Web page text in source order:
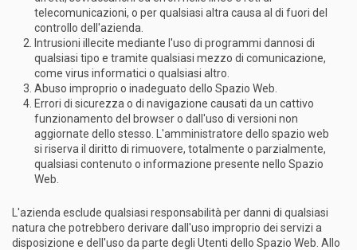
telecomunicazioni, o per qualsiasi altra causa al di fuori del
controllo dell'azienda.
Intrusioni illecite mediante l'uso di programmi dannosi di
qualsiasi tipo e tramite qualsiasi mezzo di comunicazione,
come virus informatici o qualsiasi altro.
Abuso improprio o inadeguato dello Spazio Web.
Errori di sicurezza o di navigazione causati da un cattivo
funzionamento del browser o dall'uso di versioni non
aggiornate dello stesso. L'amministratore dello spazio web
si riserva il diritto di rimuovere, totalmente o parzialmente,
qualsiasi contenuto o informazione presente nello Spazio
Web.
L'azienda esclude qualsiasi responsabilità per danni di qualsiasi
natura che potrebbero derivare dall'uso improprio dei servizi a
disposizione e dell'uso da parte degli Utenti dello Spazio Web. Allo